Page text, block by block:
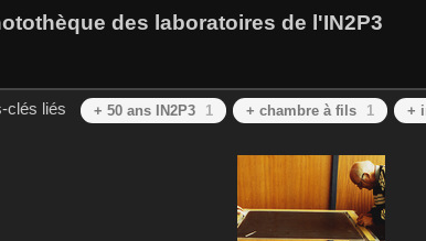
des laboratoires de l'IN2P3
clés liés + 50 ans IN2P3 1 + chambre à fils 1 +